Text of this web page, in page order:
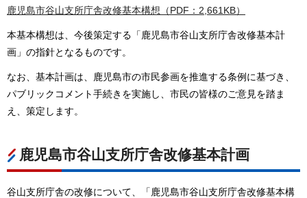
鹿児島市谷山支所庁舎改修基本構想（PDF：2,661KB）
本基本構想は、今後策定する「鹿児島市谷山支所庁舎改修基本計
画」の指針となるものです。
なお、基本計画は、鹿児島市の市民参画を推進する条例に基づき、
パブリックコメント手続きを実施し、市民の皆様のご意見を踏ま
え、策定します。
鹿児島市谷山支所庁舎改修基本計画
谷山支所庁舎の改修について、「鹿児島市谷山支所庁舎改修基本構